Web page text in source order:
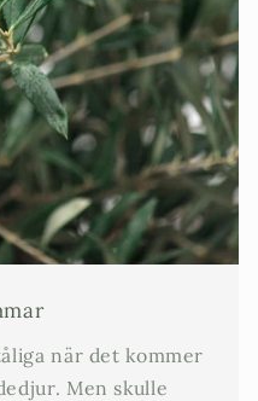
när det kommer
Men skulle